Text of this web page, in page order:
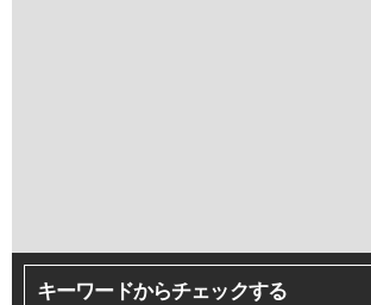
キーワードからチェックする